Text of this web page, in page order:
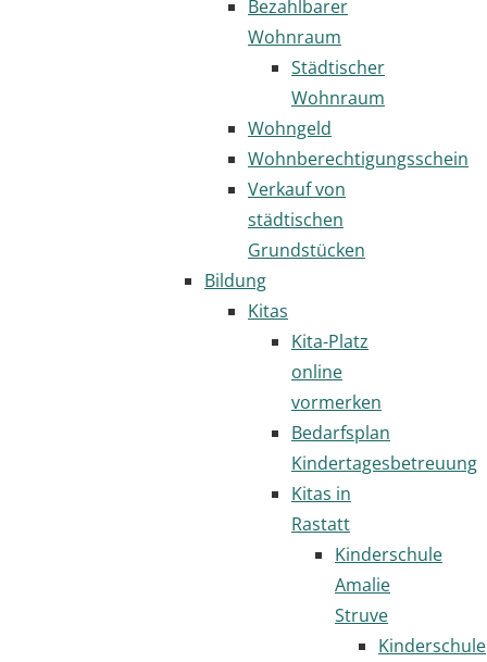
Bezahlbarer
Wohnraum
Städtischer
Wohnraum
Wohngeld
Wohnberechtigungsschein
Verkauf von
städtischen
Grundstücken
Bildung
Kitas
Kita-Platz
online
vormerken
Bedarfsplan
Kindertagesbetreuung
Kitas in
Rastatt
Kinderschule
Amalie
Struve
Kinderschule